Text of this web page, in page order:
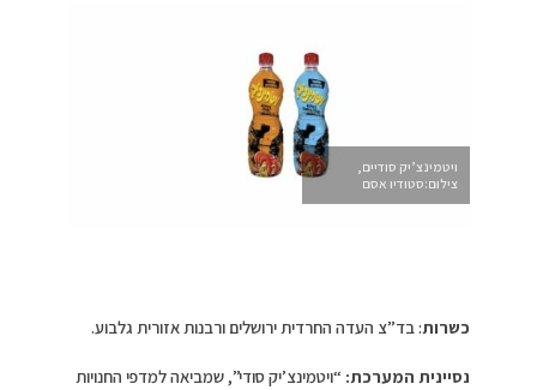
ויטמינצ’יק סודיים,
צילום:סטודיו אסם
כשרות: בד”צ העדה החרדית ירושלים ורבנות אזורית גלבוע.
נסיינית המערכת: “ויטמינצ’יק סודי”, שמביאה למדפי החנויות